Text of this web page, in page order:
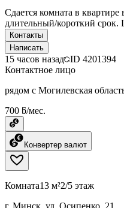
Сдается комната в
длительный/короткий срок.
Контакты
Написать
15 часов назад ID 4201394
Контактное лицо
рядом с Могилевская
700 ƃ/мес.
Конвертер валют
Комната13 м²2/5 этаж
г. Минск, ул. Осипенко, 21